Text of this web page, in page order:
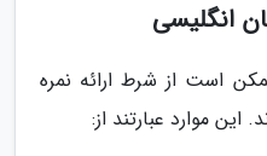
انگلیسی
است از شرط ارائه نمره
موارد عبارتند از: